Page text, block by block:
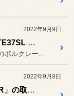
2022年9月9日
レイズ ボルクレーシング TE37SL SAGA に 17インチが登場❤ 早速 顔見せに来てくれました♪
2022年9月8日
柿本改マフラー「Class KR」の取付け作業 ／ スバル VAB WRX STI